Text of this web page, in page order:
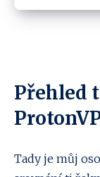
Přehled
Tady je můj